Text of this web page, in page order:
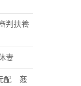
判扶養
妻
配 姦